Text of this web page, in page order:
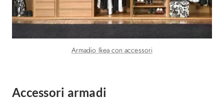
Armadio Ikea con accessori
Accessori armadi